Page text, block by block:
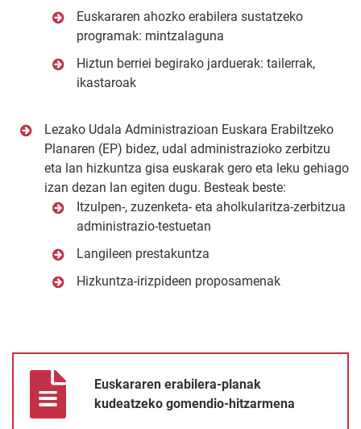
Euskararen ahozko erabilera sustatzeko
programak: mintzalaguna
Hiztun berriei begirako jarduerak: tailerrak,
ikastaroak
Lezako Udala Administrazioan Euskara Erabiltzeko
Planaren (EP) bidez, udal administrazioko zerbitzu
eta lan hizkuntza gisa euskarak gero eta leku gehiago
izan dezan lan egiten dugu. Besteak beste:
Itzulpen-, zuzenketa- eta aholkularitza-zerbitzua
administrazio-testuetan
Langileen prestakuntza
Hizkuntza-irizpideen proposamenak
Euskararen erabilera-planak
kudeatzeko gomendio-hitzarmena